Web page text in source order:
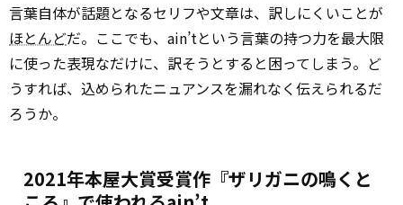
言葉自体が話題となるセリフや文章は、訳しにくいことが
ほとんどだ。ここでも、ain’tという言葉の持つ力を最大限
に使った表現なだけに、訳そうとすると困ってしまう。ど
うすれば、込められたニュアンスを漏れなく伝えられるだ
ろうか。
2021年本屋大賞受賞作『ザリガニの鳴くと